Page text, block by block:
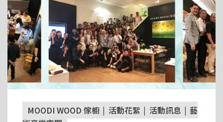
MOODI WOOD 傢櫥 活動花絮 活動訊息
藝